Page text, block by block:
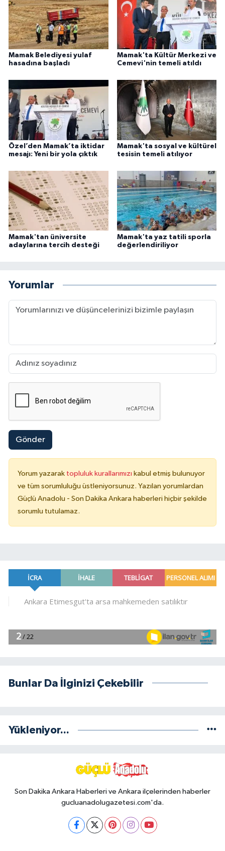
Mamak Belediyesi yulaf
hasadına başladı
Mamak'ta Kültür Merkezi ve
Cemevi'nin temeli atıldı
Özel’den Mamak’ta iktidar
mesajı: Yeni bir yola çıktık
Mamak'ta sosyal ve kültürel
tesisin temeli atılıyor
Mamak'tan üniversite
adaylarına tercih desteği
Mamak'ta yaz tatili sporla
değerlendiriliyor
Yorumlar
Gönder
Yorum yazarak topluluk kurallarımızı kabul etmiş bulunuyor
ve tüm sorumluluğu üstleniyorsunuz. Yazılan yorumlardan
Güçlü Anadolu - Son Dakika Ankara haberleri hiçbir şekilde
sorumlu tutulamaz.
Bunlar Da İlginizi Çekebilir
Yükleniyor...
Son Dakika Ankara Haberleri ve Ankara ilçelerinden haberler
gucluanadolugazetesi.com'da.